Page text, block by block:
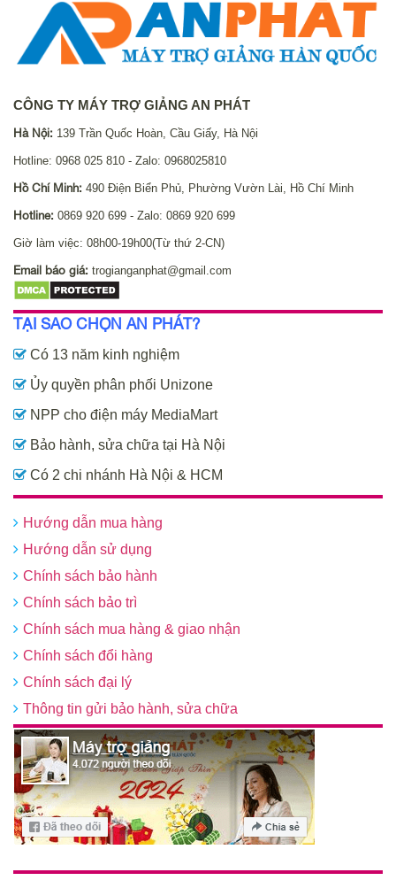
CÔNG TY MÁY TRỢ GIẢNG AN PHÁT
Hà Nội: 139 Trần Quốc Hoàn, Cầu Giấy, Hà Nội
Hotline: 0968 025 810 - Zalo: 0968025810
Hồ Chí Minh: 490 Điện Biển Phủ, Phường Vườn Lài, Hồ Chí Minh
Hotline: 0869 920 699 - Zalo: 0869 920 699
Giờ làm việc: 08h00-19h00(Từ thứ 2-CN)
Email báo giá: trogianganphat@gmail.com
TẠI SAO CHỌN AN PHÁT?
Có 13 năm kinh nghiệm
Ủy quyền phân phối Unizone
NPP cho điện máy MediaMart
Bảo hành, sửa chữa tại Hà Nội
Có 2 chi nhánh Hà Nội & HCM
Hướng dẫn mua hàng
Hướng dẫn sử dụng
Chính sách bảo hành
Chính sách bảo trì
Chính sách mua hàng & giao nhận
Chính sách đổi hàng
Chính sách đại lý
Thông tin gửi bảo hành, sửa chữa